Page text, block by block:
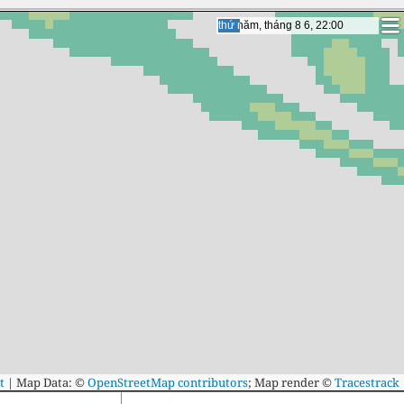
thứ sáu, tháng 8 7, 19:00
thứ sáu, tháng 8 7, 19:00
| Map Data: ©OpenStreetMap contributors; Map render ©Tracestrack